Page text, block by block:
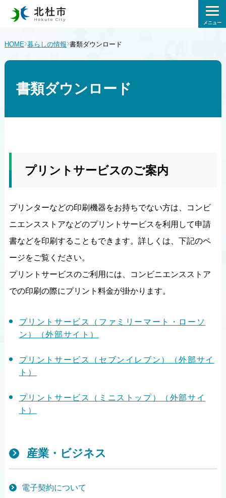
メニュー
HOME›暮らしの情報›書類ダウンロード
書類ダウンロード
プリントサービスのご案内
プリンターなどの印刷機器をお持ちでない方は、コンビ
ニエンスストアなどのプリントサービスを利用して申請
書などを印刷することもできます。詳しくは、下記のペ
ージをご覧ください。
プリントサービスのご利用には、コンビニエンスストア
での印刷の際にプリント料金が掛かります。
プリントサービス（ファミリーマート・ローソ
ン）（外部サイト）
プリントサービス（セブンイレブン）（外部サイ
ト）
プリントサービス（ミニストップ）（外部サイ
ト）
産業・ビジネス
電子契約について